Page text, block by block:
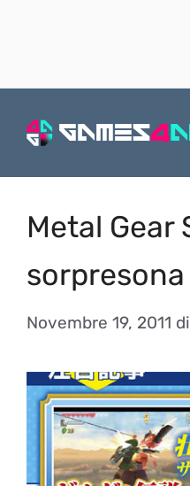
Metal Gear
Novembre 19, 2011 di